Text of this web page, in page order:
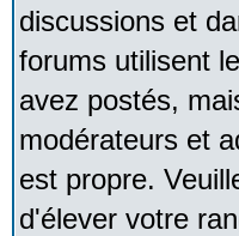
discussions et
forums utilisent
avez postés,
modérateurs et
est propre.
d'élever votre